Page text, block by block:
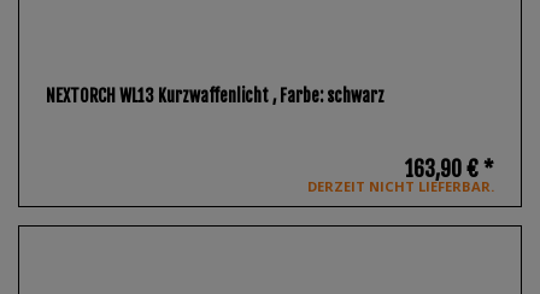
NEXTORCH WL13 Kurzwaffenlicht, Farbe: schwarz
DERZEIT NICHT LIEFERBAR.
163,90 € *